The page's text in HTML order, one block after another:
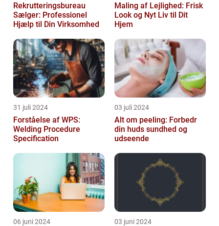
Rekrutteringsbureau
Sælger: Professionel
Hjælp til Din Virksomhed
Maling af Lejlighed: Frisk
Look og Nyt Liv til Dit
Hjem
31 juli 2024
Forståelse af WPS:
Welding Procedure
Specification
03 juli 2024
Alt om peeling: Forbedr
din huds sundhed og
udseende
06 juni 2024 03 juni 2024